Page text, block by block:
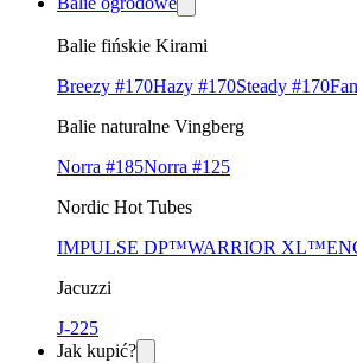
Balie fińskie Kirami
Breezy #170Hazy #170Steady #170
Balie naturalne Vingberg
Norra #185Norra #125
Nordic Hot Tubes
IMPULSE DP™WARRIOR XL™
Jacuzzi
J-225
Jak kupić?